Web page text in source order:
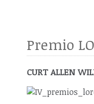
Premio
CURT ALLEN